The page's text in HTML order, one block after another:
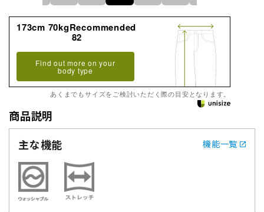
173cm 70kgRecommended
82
Find out more on your
body type
あくまでもサイズをご検討いただく際の目安となります。
商品説明
主な機能
機能一覧